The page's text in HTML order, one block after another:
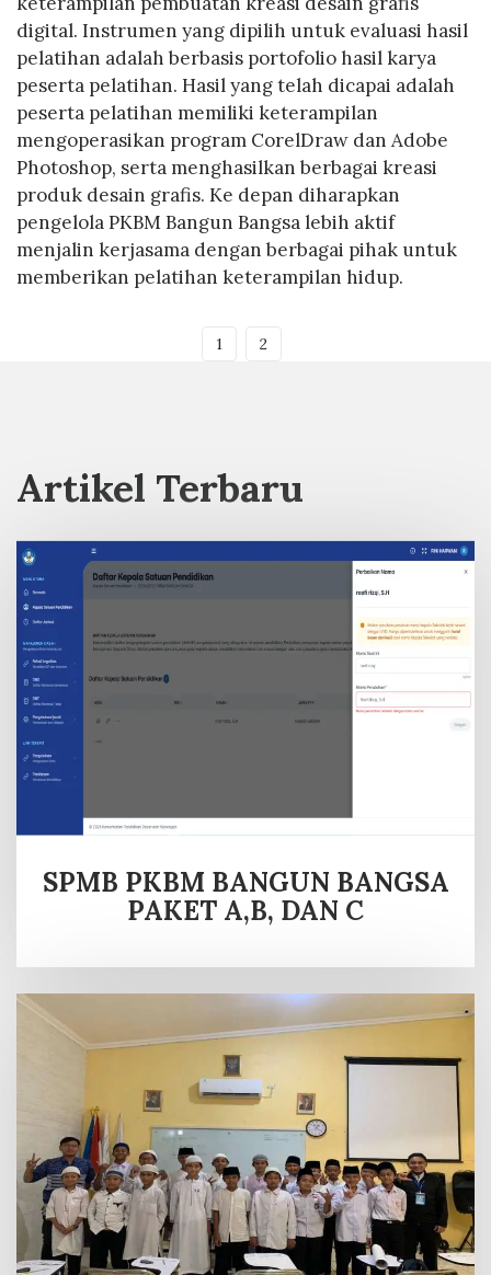
digital. Instrumen yang dipilih untuk evaluasi hasil
pelatihan adalah berbasis portofolio hasil karya
peserta pelatihan. Hasil yang telah dicapai adalah
peserta pelatihan memiliki keterampilan
mengoperasikan program CorelDraw dan Adobe
Photoshop, serta menghasilkan berbagai kreasi
produk desain grafis. Ke depan diharapkan
pengelola PKBM Bangun Bangsa lebih aktif
menjalin kerjasama dengan berbagai pihak untuk
memberikan pelatihan keterampilan hidup.
1 2
Artikel Terbaru
SPMB PKBM BANGUN BANGSA
PAKET A,B, DAN C